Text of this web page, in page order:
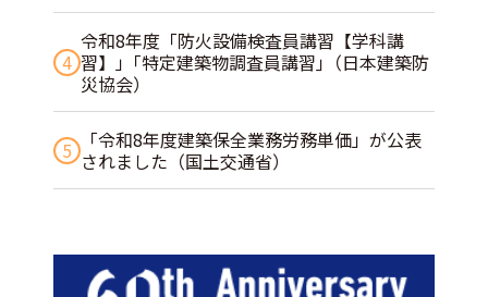
4
令和8年度「防火設備検査員講習【学科講
習】」｢特定建築物調査員講習｣（日本建築防
災協会）
5
「令和8年度建築保全業務労務単価」が公表
されました（国土交通省）